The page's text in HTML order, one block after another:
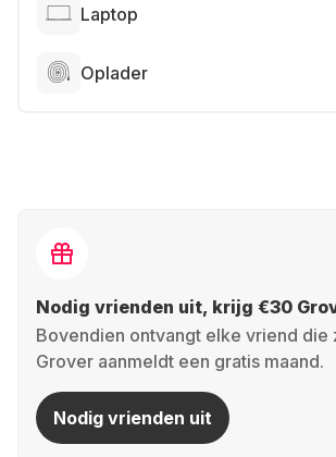
Laptop
Oplader
Nodig vrienden uit, krijg €30
Bovendien ontvangt elke vriend die
Grover aanmeldt een gratis maand.
Nodig vrienden uit